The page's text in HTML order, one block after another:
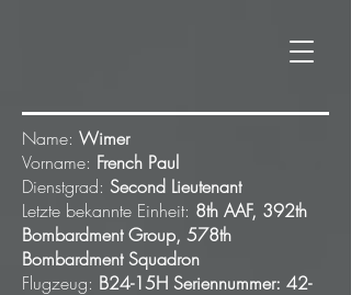
Name: Wimer
Vorname: French Paul
Dienstgrad: Second Lieutenant
Letzte bekannte Einheit: 8th AAF, 392th
Bombardment Group, 578th
Bombardment Squadron
Flugzeug: B24-15H Seriennummer: 42-